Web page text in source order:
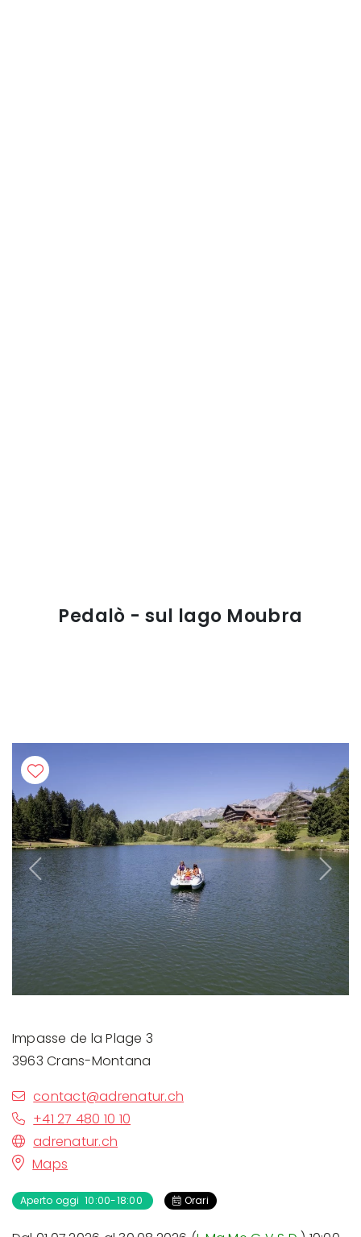
Pedalò - sul lago Moubra
Previous Next
Impasse de la Plage 3
3963 Crans-Montana
contact@adrenatur.ch
+41 27 480 10 10
adrenatur.ch
Maps
Aperto oggi 10:00-18:00 Orari